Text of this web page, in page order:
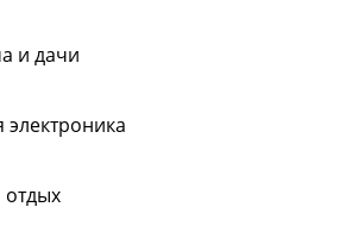
и дачи
электроника